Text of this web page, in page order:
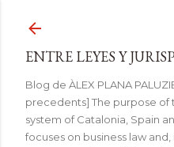
ENTRE LEYES Y
Blog de ÀLEX PLANA
precedents] The purpose of
system of Catalonia, Spain
focuses on business law